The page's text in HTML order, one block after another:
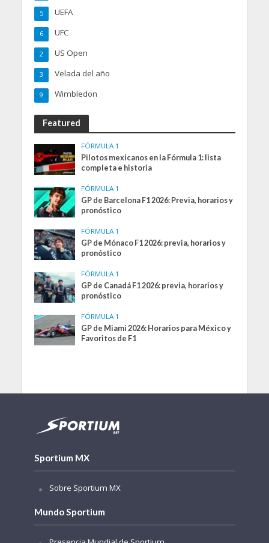
UEFA
5
UFC
6
US Open
2
Velada del año
3
Wimbledon
9
Featured
FÓRMULA 1
Pilotos mexicanos en la Fórmula 1: lista
completa e historia
FÓRMULA 1
GP de Barcelona F1 2026: Previa, horarios y
pronóstico
FÓRMULA 1
GP de Mónaco F1 2026: previa, horarios y
pronóstico
FÓRMULA 1
GP de Canadá F1 2026: previa, horarios y
pronóstico
FÓRMULA 1
GP de Miami 2026: Horarios para México y
Favoritos de F1
Sportium MX
Sobre Sportium MX
Mundo Sportium